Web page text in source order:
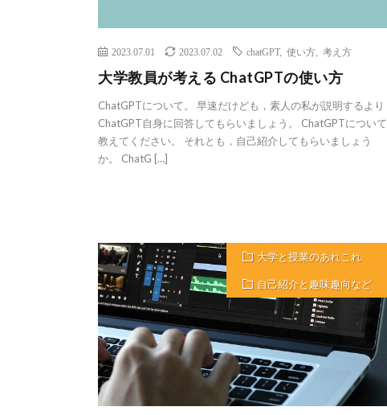
2023.07.01 2023.07.02 chatGPT, 使い方 考え方
大学教員が考える ChatGPTの使い方
ChatGPTについて。 早速だけども，素人の私が説明するより
ChatGPT自身に回答してもらいましょう。 ChatGPTについて
教えてください。 それとも，自己紹介してもらいましょう
か。 ChatG […]
大学と授業のあれこれ
自己紹介と趣味趣向など